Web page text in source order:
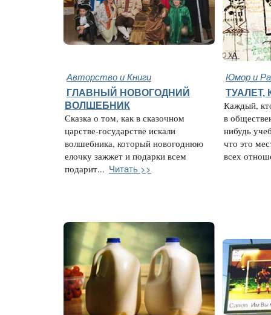
Авторство и Книги Юмор и
ГЛАВНЫЙ НОВОГОДНИЙ
ВОЛШЕБНИК
Сказка о том, как в сказочном
царстве-государстве искали
волшебника, который новогоднюю
елочку зажжет и подарки всем
подарит... Читать >>
ТУАЛЕТ,
Каждый,
в
нибудь
что это
всех